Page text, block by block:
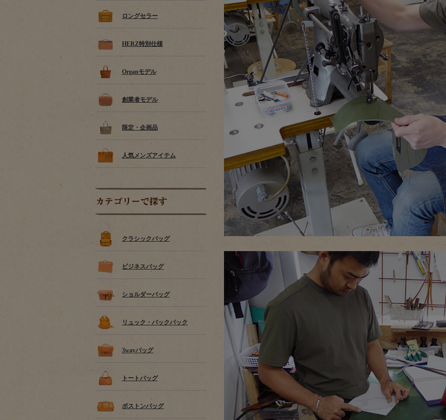
ロングセラー
HERZ特別仕様
Organモデル
創業者モデル
限定・企画品
人気メンズアイテム
カテゴリーで探す
クラシックバッグ
ビジネスバッグ
ショルダーバッグ
リュック・バックパック
3wayバッグ
トートバッグ
ボストンバッグ